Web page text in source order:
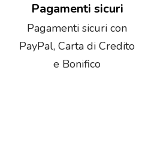
Pagamenti sicuri
Pagamenti sicuri con
PayPal, Carta di Credito
e Bonifico